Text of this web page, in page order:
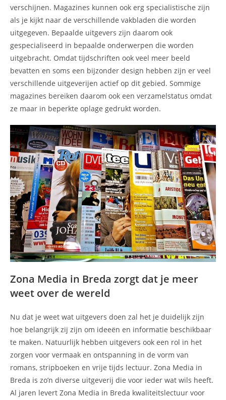
verschijnen. Magazines kunnen ook erg specialistische zijn
als je kijkt naar de verschillende vakbladen die worden
uitgegeven. Bepaalde uitgevers zijn daarom ook
gespecialiseerd in bepaalde onderwerpen die worden
uitgebracht. Omdat tijdschriften ook veel meer beeld
bevatten en soms een bijzonder design hebben zijn er veel
verschillende uitgeverijen actief op dit gebied. Sommige
magazines bereiken daarom ook een verzamelstatus omdat
ze maar in beperkte oplage gedrukt worden.
Zona Media in Breda zorgt dat je meer
weet over de wereld
Nu dat je weet wat uitgevers doen zal het je duidelijk zijn
hoe belangrijk zij zijn om ideeën en informatie beschikbaar
te maken. Natuurlijk hebben uitgevers ook een rol in het
zorgen voor vermaak en ontspanning in de vorm van
romans, stripboeken en vrije tijds lectuur. Zona Media in
Breda is zo’n diverse uitgeverij die voor ieder wat wils heeft.
Al jaren levert Zona Media in Breda kwaliteitslectuur voor